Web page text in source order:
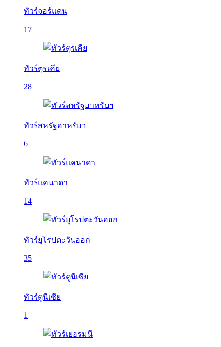
ทัวร์จอร์แดน
17
ทัวร์ตุรเคีย
28
ทัวร์สหรัฐอาหรับฯ
6
ทัวร์แคนาดา
14
ทัวร์ยุโรปตะวันออก
35
ทัวร์ตูนีเซีย
1